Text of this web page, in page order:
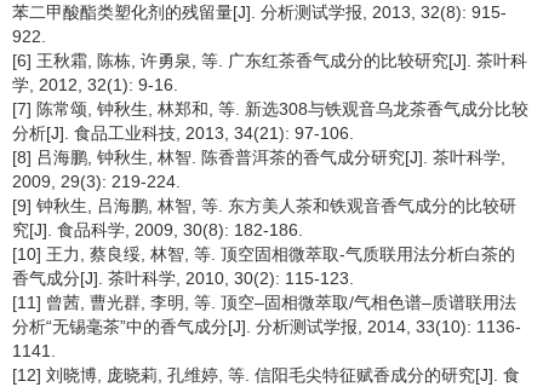
苯二甲酸酯类塑化剂的残留量[J]. 分析测试学报, 2013, 32(8): 915-
922.
[6] 王秋霜, 陈栋, 许勇泉, 等. 广东红茶香气成分的比较研究[J]. 茶叶科
学, 2012, 32(1): 9-16.
[7] 陈常颂, 钟秋生, 林郑和, 等. 新选308与铁观音乌龙茶香气成分比较
分析[J]. 食品工业科技, 2013, 34(21): 97-106.
[8] 吕海鹏, 钟秋生, 林智. 陈香普洱茶的香气成分研究[J]. 茶叶科学,
2009, 29(3): 219-224.
[9] 钟秋生, 吕海鹏, 林智, 等. 东方美人茶和铁观音香气成分的比较研
究[J]. 食品科学, 2009, 30(8): 182-186.
[10] 王力, 蔡良绥, 林智, 等. 顶空固相微萃取-气质联用法分析白茶的
香气成分[J]. 茶叶科学, 2010, 30(2): 115-123.
[11] 曾茜, 曹光群, 李明, 等. 顶空–固相微萃取/气相色谱–质谱联用法
分析“无锡毫茶”中的香气成分[J]. 分析测试学报, 2014, 33(10): 1136-
1141.
[12] 刘晓博, 庞晓莉, 孔维婷, 等. 信阳毛尖特征赋香成分的研究[J]. 食